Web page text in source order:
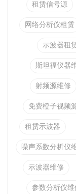
租赁信号源
网络分析仪租赁
示波器租
斯坦福仪器
射频源维修
免费橙子视频
租赁示波器
噪声系数分析仪
示波器维修
参数分析仪维